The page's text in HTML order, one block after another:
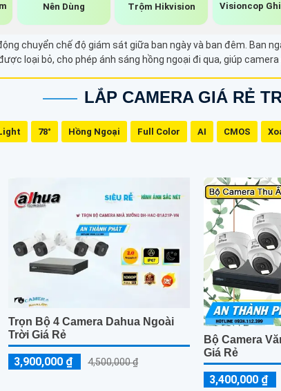
Nên Dùng
Trộm Hikvision
Visioncop
chuyển chế độ giám sát giữa ban ngày và ban đêm. Ban
loại bỏ, cho phép ánh sáng hồng ngoại đi qua, giúp
LẮP CAMERA GIÁ RẺ
78° Hồng Ngoại Full Color AI CMOS
Trọn Bộ 4 Camera Dahua Ngoài
Trời Giá Rẻ
3,900,000 ₫ 4,500,000 ₫
Bộ Camera
Giá Rẻ
3,400,000 ₫